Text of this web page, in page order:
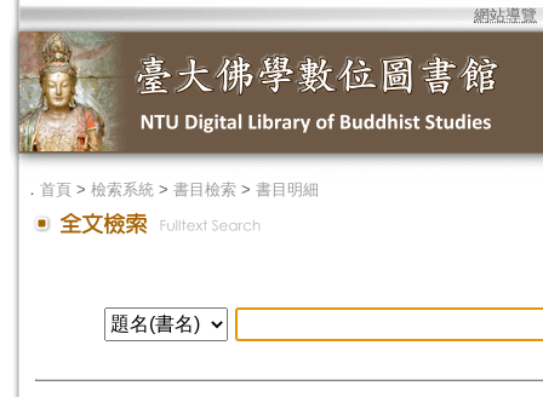
網站導覽
． 首頁 > 檢索系統 > 書目檢索 > 書目明細